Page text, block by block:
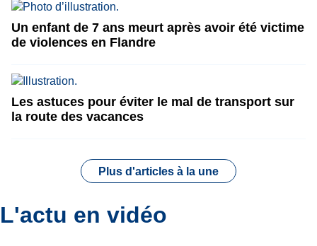
Un enfant de 7 ans meurt après avoir été victime
de violences en Flandre
Les astuces pour éviter le mal de transport sur
la route des vacances
Plus d'articles à la une
L'actu en vidéo